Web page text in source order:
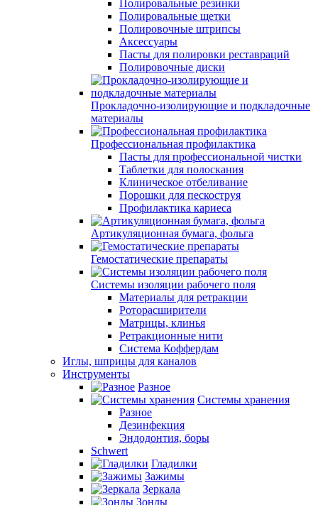
Полировальные резинки
Полировальные щетки
Полировочные штрипсы
Аксессуары
Пасты для полировки реставраций
Полировочные диски
Прокладочно-изолирующие и подкладочные
материалы
Профессиональная профилактика
Пасты для профессиональной чистки
Таблетки для полоскания
Клиническое отбеливание
Порошки для пескоструя
Профилактика кариеса
Артикуляционная бумага, фольга
Гемостатические препараты
Системы изоляции рабочего поля
Материалы для ретракции
Роторасширители
Матрицы, клинья
Ретракционные нити
Система Коффердам
Иглы, шприцы для каналов
Инструменты
Разное
Системы хранения
Разное
Дезинфекция
Эндодонтия, боры
Schwert
Гладилки
Зажимы
Зеркала
Зонды